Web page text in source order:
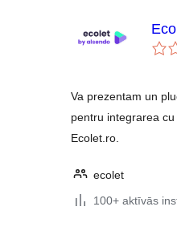
Va prezentam un
pentru integrarea cu
Ecolet.ro.
ecolet
100+ aktīvās